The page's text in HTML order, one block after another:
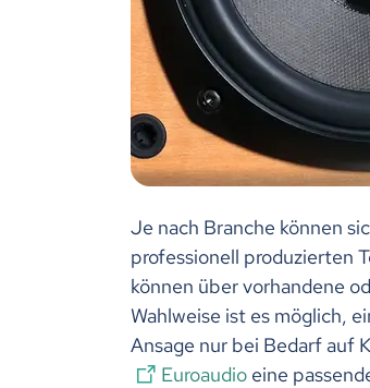
Je nach Branche können
professionell produzierten
können über vorhandene
Wahlweise ist es möglich,
Ansage nur bei Bedarf auf
Euroaudio eine